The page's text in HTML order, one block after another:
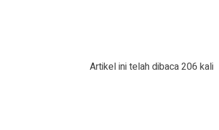
Artikel ini telah dibaca 206 kali